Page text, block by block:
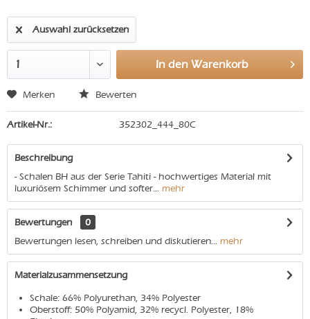
Auswahl zurücksetzen
In den Warenkorb
Merken Bewerten
Artikel-Nr.: 352302_444_80C
Beschreibung
- Schalen BH aus der Serie Tahiti - hochwertiges Material mit
luxuriösem Schimmer und softer... mehr
Bewertungen
0
Bewertungen lesen, schreiben und diskutieren... mehr
Materialzusammensetzung
Schale: 66% Polyurethan, 34% Polyester
Oberstoff: 50% Polyamid, 32% recycl. Polyester, 18%